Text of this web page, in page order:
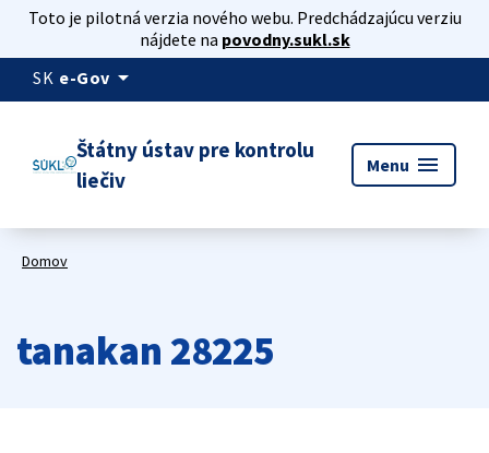
Toto je pilotná verzia nového webu. Predchádzajúcu verziu
nájdete na povodny.sukl.sk
SK e-Gov arrow_drop_down
Štátny ústav pre kontrolu
liečiv
Menu menu
Domov
tanakan 28225